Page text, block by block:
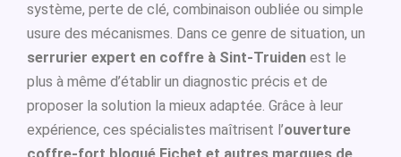
système, perte de clé, combinaison oubliée ou simple
usure des mécanismes. Dans ce genre de situation, un
serrurier expert en coffre à Sint-Truiden est le
plus à même d’établir un diagnostic précis et de
proposer la solution la mieux adaptée. Grâce à leur
expérience, ces spécialistes maîtrisent l’ouverture